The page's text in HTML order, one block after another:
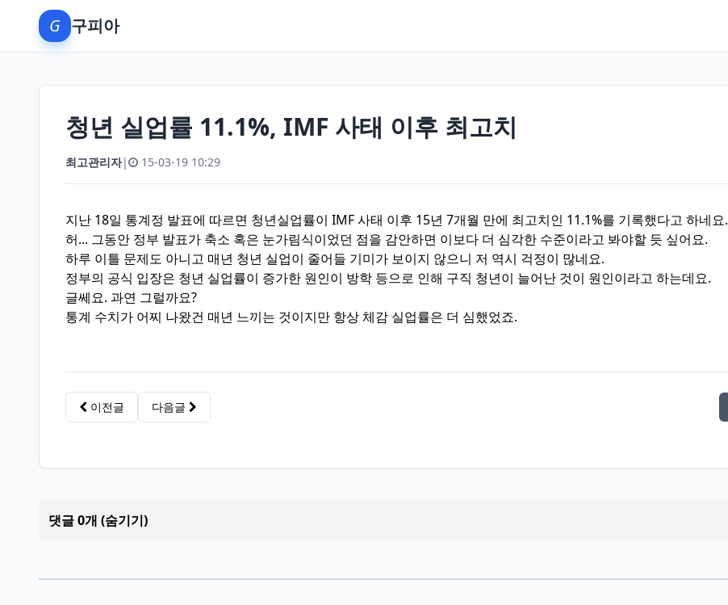
G 구피아
청년 실업률 11.1%, IMF 사태 이후 최고치
최고관리자| 15-03-19 10:29
지난 18일 통계정 발표에 따르면 청년실업률이 IMF 사태 이후 15년 7개월 만에 최고치인 11.1%를 기록했다고 하네요.
허... 그동안 정부 발표가 축소 혹은 눈가림식이었던 점을 감안하면 이보다 더 심각한 수준이라고 봐야할 듯 싶어요.
하루 이틀 문제도 아니고 매년 청년 실업이 줄어들 기미가 보이지 않으니 저 역시 걱정이 많네요.
정부의 공식 입장은 청년 실업률이 증가한 원인이 방학 등으로 인해 구직 청년이 늘어난 것이 원인이라고 하는데요.
글쎄요. 과연 그럴까요?
통계 수치가 어찌 나왔건 매년 느끼는 것이지만 항상 체감 실업률은 더 심했었죠.
이전글 다음글
댓글 0개 (숨기기)